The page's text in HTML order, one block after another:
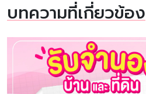
บทความที่เกี่ยวข้อง